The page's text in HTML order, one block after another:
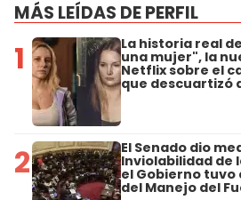
MÁS LEÍDAS DE PERFIL
1 La historia real
una mujer", la
Netflix sobre el
que descuartizó
2 El Senado dio
Inviolabilidad de
el Gobierno tuvo
del Manejo del